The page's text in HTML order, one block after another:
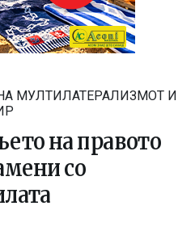
МУЛТИЛАТЕРАЛИЗМОТ И
на правото
со